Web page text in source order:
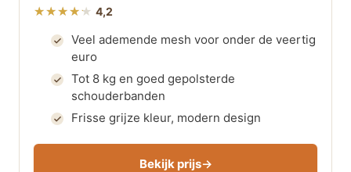
4,2
Veel ademende mesh voor onder de veertig
euro
Tot 8 kg en goed gepolsterde
schouderbanden
Frisse grijze kleur, modern design
Bekijk prijs